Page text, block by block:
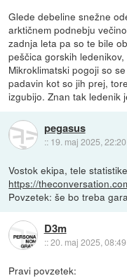
Glede debeline snežne
arktičnem podnebju
zadnja leta pa so te bile
peščica gorskih
Mikroklimatski pogoji so
padavin kot so jih prej,
izgubijo. Znan tak ledenik
pegasus
:: 19. maj 2025, 22:20
Vostok ekipa, tele
https://
Povzetek: še bo treba
D3m
::20. maj 2025, 08:49
Pravi povzetek: